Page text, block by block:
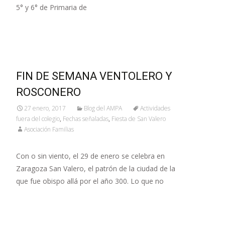
5° y 6° de Primaria de
FIN DE SEMANA VENTOLERO Y
ROSCONERO
27 enero, 2017 Blog del AMPA
Actividades
fuera del colegio, Fechas señaladas, Fiesta de San Valero
Asociación Familias
Con o sin viento, el 29 de enero se celebra en
Zaragoza San Valero, el patrón de la ciudad de la
que fue obispo allá por el año 300. Lo que no